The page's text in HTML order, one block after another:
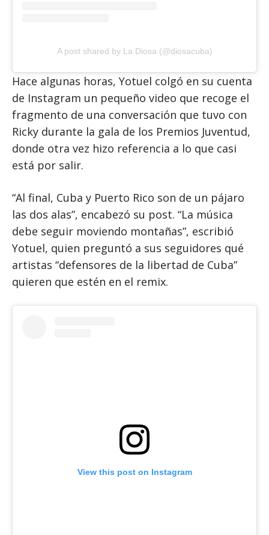
A post shared by La Diosa (@diosacuba)
Hace algunas horas, Yotuel colgó en su cuenta
de Instagram un pequeño video que recoge el
fragmento de una conversación que tuvo con
Ricky durante la gala de los Premios Juventud,
donde otra vez hizo referencia a lo que casi
está por salir.
“Al final, Cuba y Puerto Rico son de un pájaro
las dos alas”, encabezó su post. “La música
debe seguir moviendo montañas”, escribió
Yotuel, quien preguntó a sus seguidores qué
artistas “defensores de la libertad de Cuba”
quieren que estén en el remix.
View this post on Instagram